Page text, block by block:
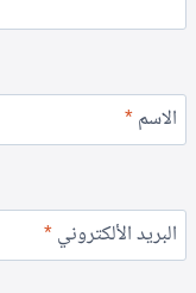
الاسم*
البريد الألكتروني*